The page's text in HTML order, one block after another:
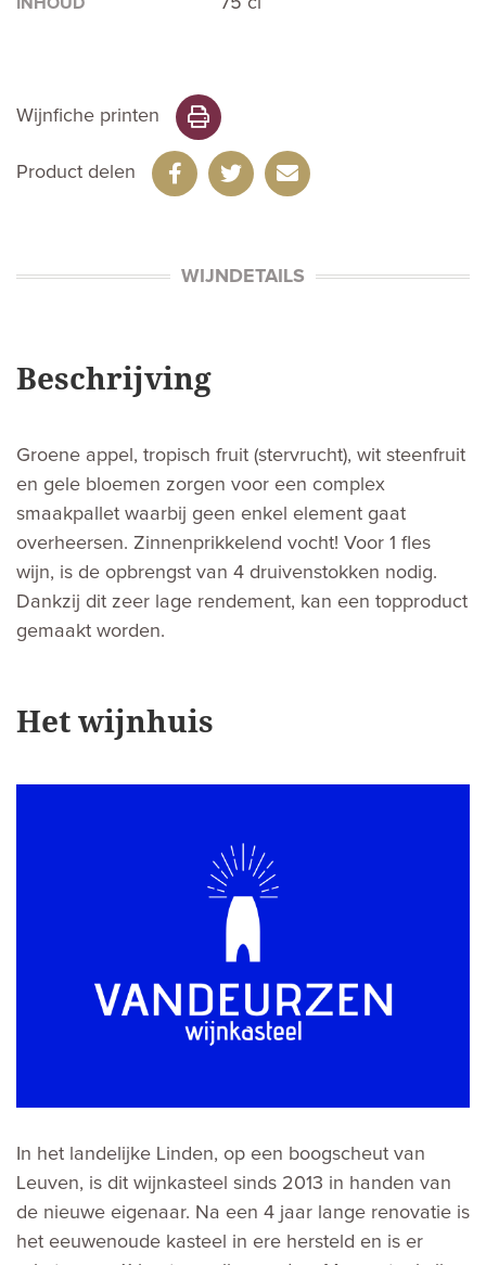
Wijnfiche printen
Product delen
WIJNDETAILS
Beschrijving
Groene appel, tropisch fruit (stervrucht), wit steenfruit
en gele bloemen zorgen voor een complex
smaakpallet waarbij geen enkel element gaat
overheersen. Zinnenprikkelend vocht! Voor 1 fles
wijn, is de opbrengst van 4 druivenstokken nodig.
Dankzij dit zeer lage rendement, kan een topproduct
gemaakt worden.
Het wijnhuis
In het landelijke Linden, op een boogscheut van
Leuven, is dit wijnkasteel sinds 2013 in handen van
de nieuwe eigenaar. Na een 4 jaar lange renovatie is
het eeuwenoude kasteel in ere hersteld en is er